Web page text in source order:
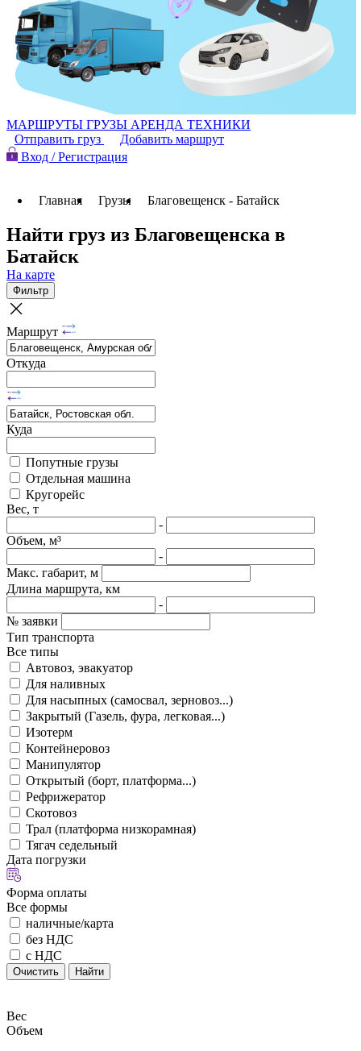
МАРШРУТЫ ГРУЗЫ АРЕНДА ТЕХНИКИ
Отправить груз
Добавить маршрут
Вход / Регистрация
Главная Грузы Благовещенск - Батайск
Найти груз из Благовещенска в
Батайск
На карте
Фильтр
Маршрут
Откуда
Куда
Попутные грузы
Отдельная машина
Кругорейс
Вес, т
-
Объем, м³
-
Макс. габарит, м
Длина маршрута, км
-
№ заявки
Тип транспорта
Все типы
Автовоз, эвакуатор
Для наливных
Для насыпных (самосвал, зерновоз...)
Закрытый (Газель, фура, легковая...)
Изотерм
Контейнеровоз
Манипулятор
Открытый (борт, платформа...)
Рефрижератор
Скотовоз
Трал (платформа низкорамная)
Тягач седельный
Дата погрузки
Форма оплаты
Все формы
наличные/карта
без НДС
с НДС
Очистить Найти
Вес
Объем